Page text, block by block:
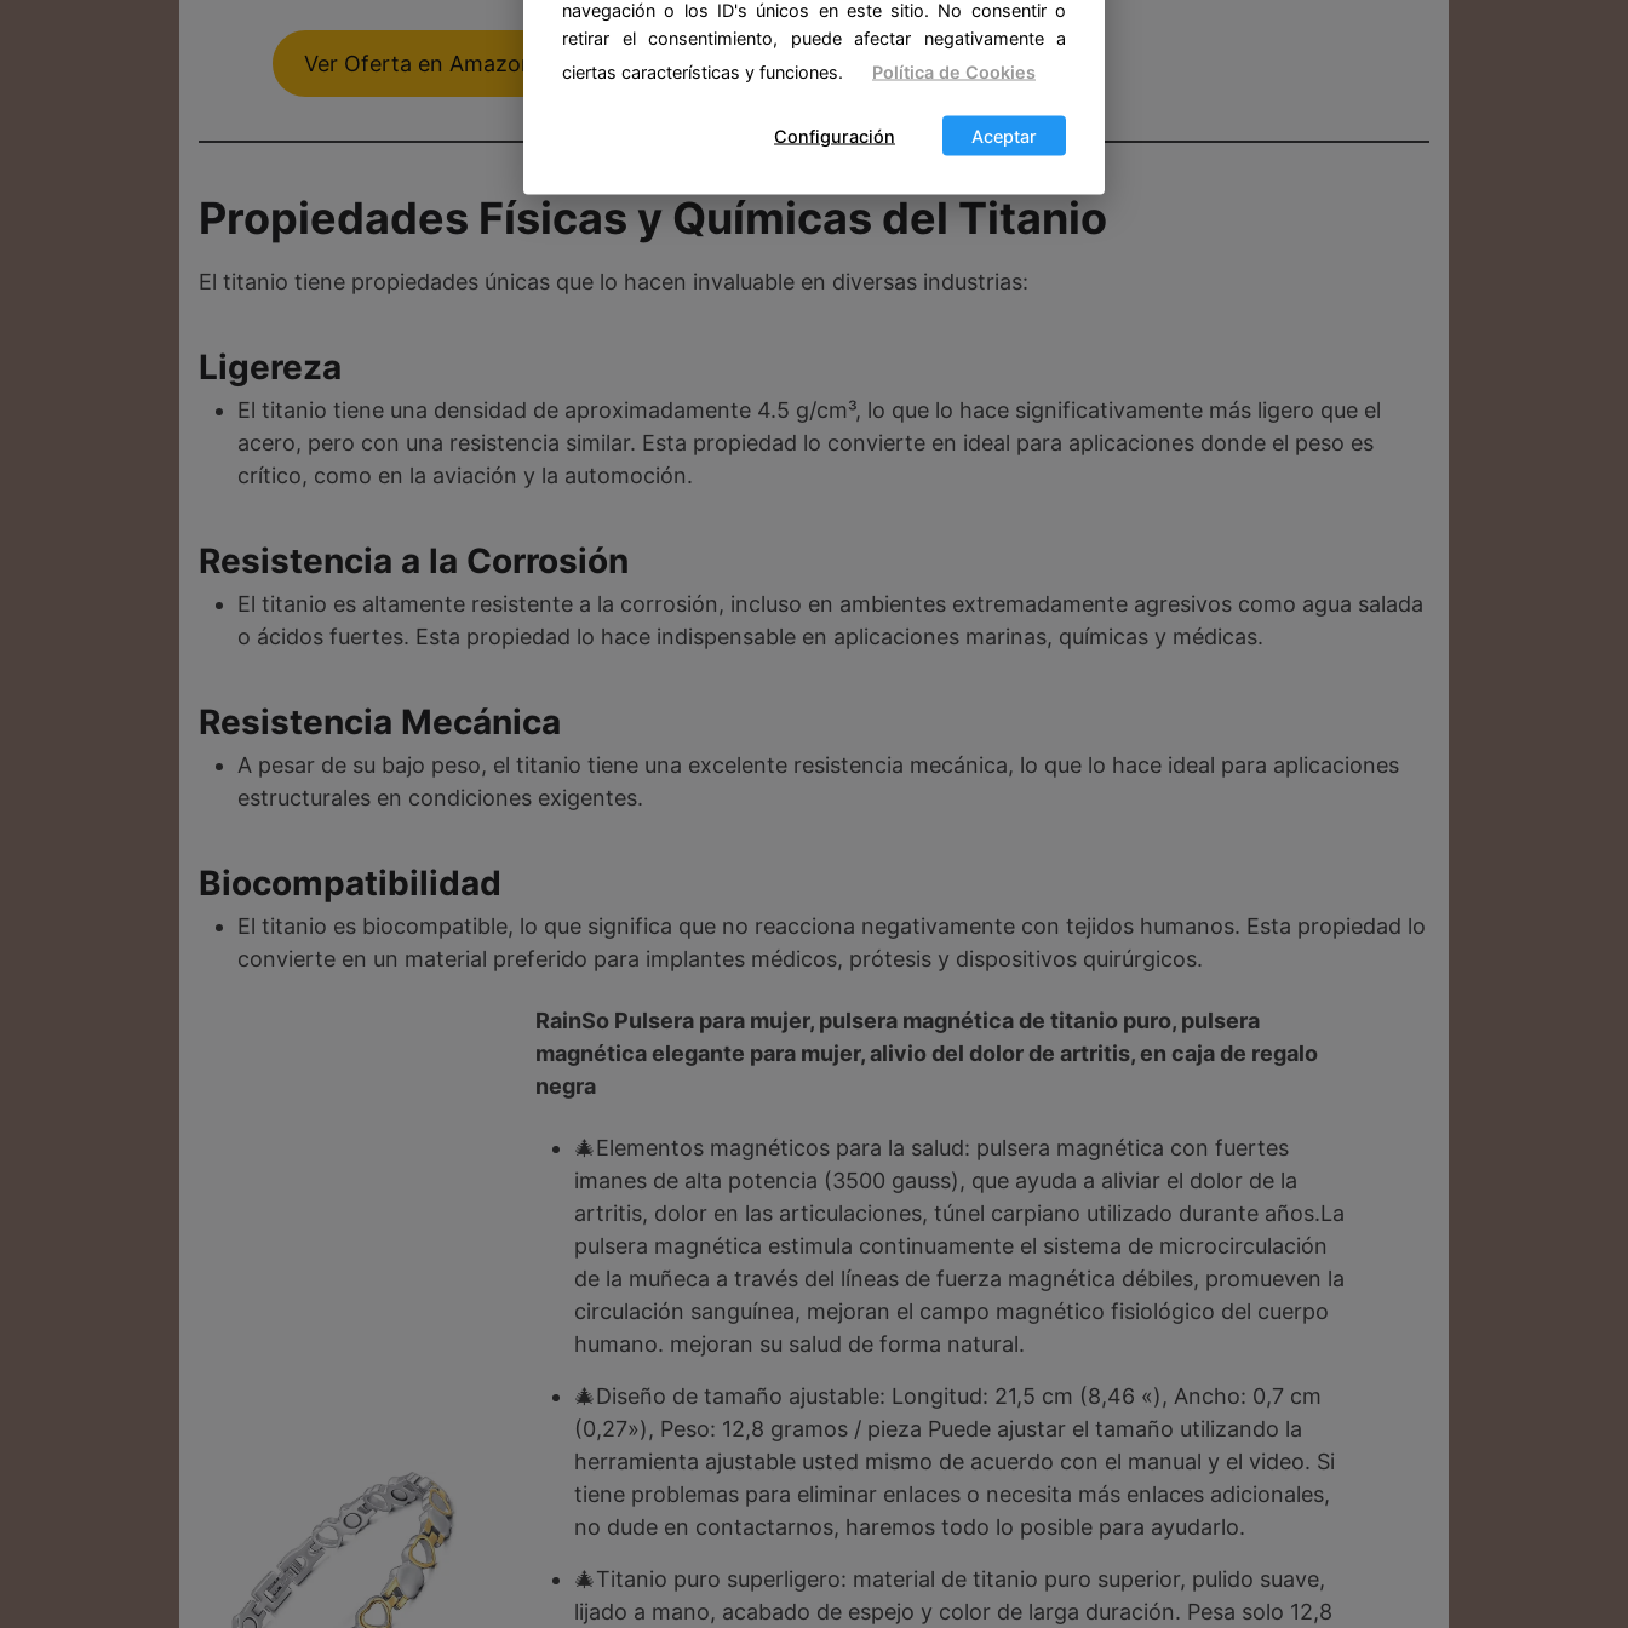
Ver Oferta en Amazon
Propiedades Físicas y Químicas del Titanio
El titanio tiene propiedades únicas que lo hacen invaluable en diversas industrias:
Ligereza
El titanio tiene una densidad de aproximadamente 4.5 g/cm³, lo que lo hace significativamente más ligero que el
acero, pero con una resistencia similar. Esta propiedad lo convierte en ideal para aplicaciones donde el peso es
crítico, como en la aviación y la automoción.
Resistencia a la Corrosión
El titanio es altamente resistente a la corrosión, incluso en ambientes extremadamente agresivos como agua salada
o ácidos fuertes. Esta propiedad lo hace indispensable en aplicaciones marinas, químicas y médicas.
Resistencia Mecánica
A pesar de su bajo peso, el titanio tiene una excelente resistencia mecánica, lo que lo hace ideal para aplicaciones
estructurales en condiciones exigentes.
Biocompatibilidad
El titanio es biocompatible, lo que significa que no reacciona negativamente con tejidos humanos. Esta propiedad lo
convierte en un material preferido para implantes médicos, prótesis y dispositivos quirúrgicos.
RainSo Pulsera para mujer, pulsera magnética de titanio puro, pulsera
magnética elegante para mujer, alivio del dolor de artritis, en caja de regalo
negra
🎄Elementos magnéticos para la salud: pulsera magnética con fuertes
imanes de alta potencia (3500 gauss), que ayuda a aliviar el dolor de la
artritis, dolor en las articulaciones, túnel carpiano utilizado durante años.La
pulsera magnética estimula continuamente el sistema de microcirculación
de la muñeca a través del líneas de fuerza magnética débiles, promueven la
circulación sanguínea, mejoran el campo magnético fisiológico del cuerpo
humano. mejoran su salud de forma natural.
🎄Diseño de tamaño ajustable: Longitud: 21,5 cm (8,46 «), Ancho: 0,7 cm
(0,27»), Peso: 12,8 gramos / pieza Puede ajustar el tamaño utilizando la
herramienta ajustable usted mismo de acuerdo con el manual y el video. Si
tiene problemas para eliminar enlaces o necesita más enlaces adicionales,
no dude en contactarnos, haremos todo lo posible para ayudarlo.
🎄Titanio puro superligero: material de titanio puro superior, pulido suave,
lijado a mano, acabado de espejo y color de larga duración. Pesa solo 12,8
navegación o los ID's únicos en este sitio. No consentir o
retirar el consentimiento, puede afectar negativamente a
ciertas características y funciones.
Política de Cookies
Aceptar
Configuración